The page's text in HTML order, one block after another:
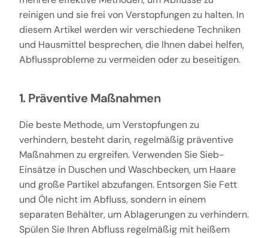
reinigen und sie frei von Verstopfungen zu halten. In
diesem Artikel werden wir verschiedene Techniken
und Hausmittel besprechen, die Ihnen dabei helfen,
Abflussprobleme zu vermeiden oder zu beseitigen.
1. Präventive Maßnahmen
Die beste Methode, um Verstopfungen zu
verhindern, besteht darin, regelmäßig präventive
Maßnahmen zu ergreifen. Verwenden Sie Sieb-
Einsätze in Duschen und Waschbecken, um Haare
und große Partikel abzufangen. Entsorgen Sie Fett
und Öle nicht im Abfluss, sondern in einem
separaten Behälter, um Ablagerungen zu verhindern.
Spülen Sie Ihren Abfluss regelmäßig mit heißem